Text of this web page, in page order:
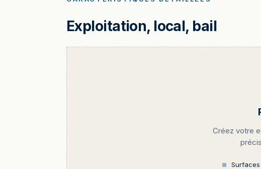
Exploitation, local, bail
Créez votre